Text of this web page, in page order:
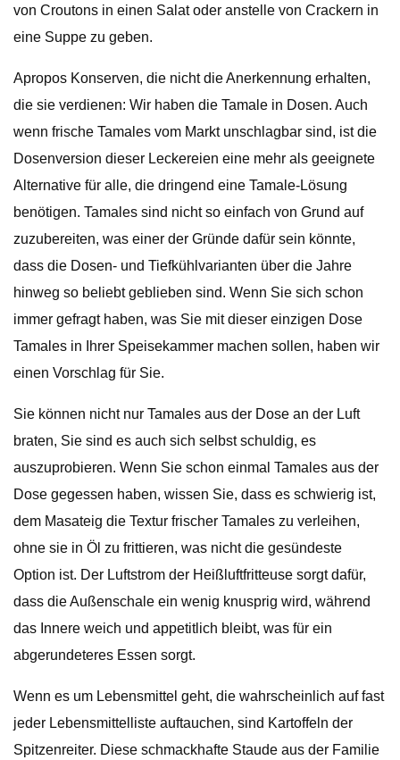
von Croutons in einen Salat oder anstelle von Crackern in
eine Suppe zu geben.
Apropos Konserven, die nicht die Anerkennung erhalten,
die sie verdienen: Wir haben die Tamale in Dosen. Auch
wenn frische Tamales vom Markt unschlagbar sind, ist die
Dosenversion dieser Leckereien eine mehr als geeignete
Alternative für alle, die dringend eine Tamale-Lösung
benötigen. Tamales sind nicht so einfach von Grund auf
zuzubereiten, was einer der Gründe dafür sein könnte,
dass die Dosen- und Tiefkühlvarianten über die Jahre
hinweg so beliebt geblieben sind. Wenn Sie sich schon
immer gefragt haben, was Sie mit dieser einzigen Dose
Tamales in Ihrer Speisekammer machen sollen, haben wir
einen Vorschlag für Sie.
Sie können nicht nur Tamales aus der Dose an der Luft
braten, Sie sind es auch sich selbst schuldig, es
auszuprobieren. Wenn Sie schon einmal Tamales aus der
Dose gegessen haben, wissen Sie, dass es schwierig ist,
dem Masateig die Textur frischer Tamales zu verleihen,
ohne sie in Öl zu frittieren, was nicht die gesündeste
Option ist. Der Luftstrom der Heißluftfritteuse sorgt dafür,
dass die Außenschale ein wenig knusprig wird, während
das Innere weich und appetitlich bleibt, was für ein
abgerundeteres Essen sorgt.
Wenn es um Lebensmittel geht, die wahrscheinlich auf fast
jeder Lebensmittelliste auftauchen, sind Kartoffeln der
Spitzenreiter. Diese schmackhafte Staude aus der Familie